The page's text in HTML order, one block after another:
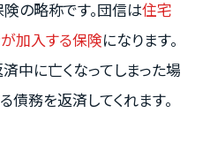
の略称です。団信は住宅
加入する保険になります。
中に亡くなってしまった場
務を返済してくれます。